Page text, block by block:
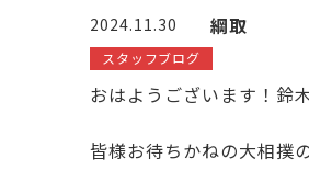
2024.11.30 綱取
スタッフブログ
おはようございます！鈴木
皆様お待ちかねの大相撲